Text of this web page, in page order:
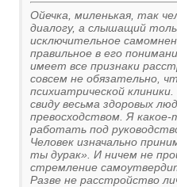
Ойечка, миленькая, так
диалогу, а слышащий
исключительное
правильное в его
имеет все признаки
совсем не обязательно,
психиатрической
свиду весьма здоровых
превосходством. Я
работать под
Человек изначально
ты дурак». И ничем не
стремление
Разве не расстройство